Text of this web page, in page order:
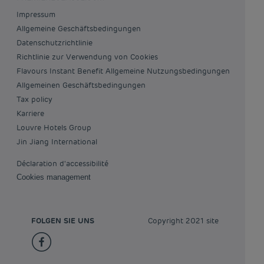
Impressum
Allgemeine Geschäftsbedingungen
Datenschutzrichtlinie
Richtlinie zur Verwendung von Cookies
Flavours Instant Benefit Allgemeine Nutzungsbedingungen
Allgemeinen Geschäftsbedingungen
Tax policy
Karriere
Louvre Hotels Group
Jin Jiang International
Déclaration d'accessibilité
Cookies management
FOLGEN SIE UNS Copyright 2021 site